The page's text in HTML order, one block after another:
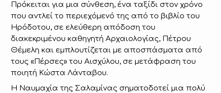
Πρόκειται για μια σύνθεση, ένα ταξίδι στον χρόνο
που αντλεί το περιεχόμενό της από το βιβλίο του
Ηρόδοτου, σε ελεύθερη απόδοση του
διακεκριμένου καθηγητή Αρχαιολογίας, Πέτρου
Θέμελη και εμπλουτίζεται με αποσπάσματα από
τους «Πέρσες» του Αισχύλου, σε μετάφραση του
ποιητή Κώστα Λάνταβου.
Η Ναυμαχία της Σαλαμίνας σηματοδοτεί μια πολύ